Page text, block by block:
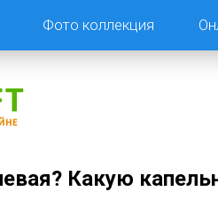
Фото коллекция
Какую